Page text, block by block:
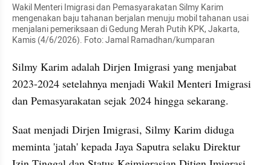
Wakil Menteri Imigrasi dan Pemasyarakatan Silmy Karim
mengenakan baju tahanan berjalan menuju mobil tahanan usai
menjalani pemeriksaan di Gedung Merah Putih KPK, Jakarta,
Kamis (4/6/2026). Foto: Jamal Ramadhan/kumparan
Silmy Karim adalah Dirjen Imigrasi yang menjabat
2023-2024 setelahnya menjadi Wakil Menteri Imigrasi
dan Pemasyarakatan sejak 2024 hingga sekarang.
Saat menjadi Dirjen Imigrasi, Silmy Karim diduga
meminta 'jatah' kepada Jaya Saputra selaku Direktur